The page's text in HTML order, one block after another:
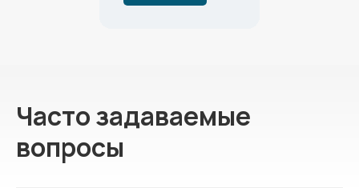
Часто задаваемые
вопросы